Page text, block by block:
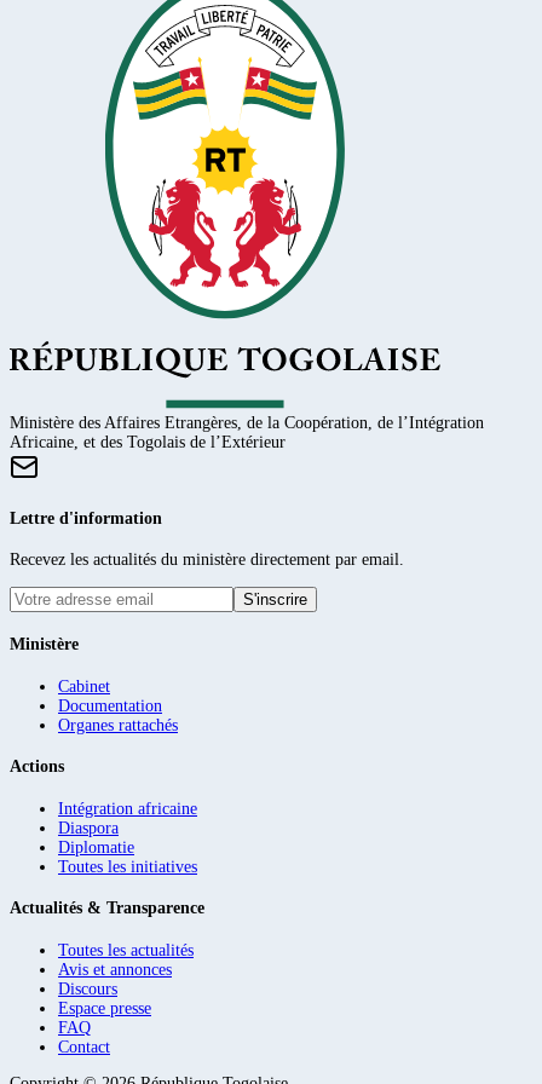
Ministère des Affaires Etrangères, de la Coopération, de l’Intégration
Africaine, et des Togolais de l’Extérieur
Lettre d'information
Recevez les actualités du ministère directement par email.
S'inscrire
Ministère
Cabinet
Documentation
Organes rattachés
Actions
Intégration africaine
Diaspora
Diplomatie
Toutes les initiatives
Actualités & Transparence
Toutes les actualités
Avis et annonces
Discours
Espace presse
FAQ
Contact